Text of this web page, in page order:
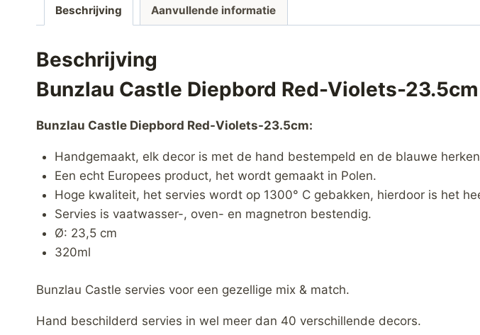
Beschrijving Aanvullende informatie
Beschrijving
Bunzlau Castle Diepbord Red-Violets-23.5cm
Bunzlau Castle Diepbord Red-Violets-23.5cm:
Handgemaakt, elk decor is met de hand bestempeld en de blauwe
Een echt Europees product, het wordt gemaakt in Polen.
Hoge kwaliteit, het servies wordt op 1300° C gebakken, hierdoor is het
Servies is vaatwasser-, oven- en magnetron bestendig.
Ø: 23,5 cm
320ml
Bunzlau Castle servies voor een gezellige mix & match.
Hand beschilderd servies in wel meer dan 40 verschillende decors.